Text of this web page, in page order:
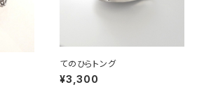
てのひらトング
¥3,300